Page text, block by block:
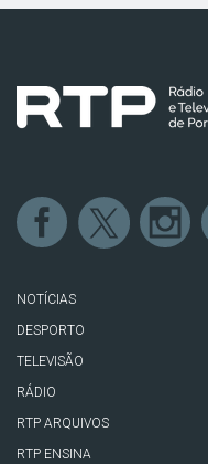
NOTÍCIAS
DESPORTO
TELEVISÃO
RÁDIO
RTP ARQUIVOS
RTP ENSINA